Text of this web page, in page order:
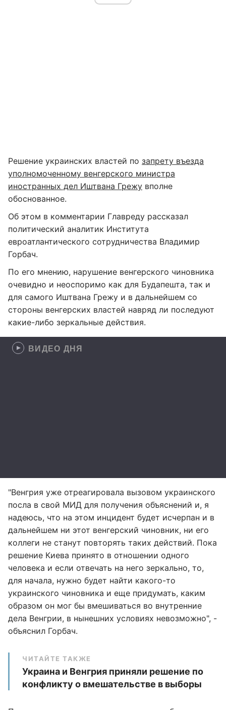
Решение украинских властей по запрету въезда
уполномоченному венгерского министра
иностранных дел Иштвана Грежу вполне
обоснованное.
Об этом в комментарии Главреду рассказал
политический аналитик Института
евроатлантического сотрудничества Владимир
Горбач.
По его мнению, нарушение венгерского чиновника
очевидно и неоспоримо как для Будапешта, так и
для самого Иштвана Грежу и в дальнейшем со
стороны венгерских властей навряд ли последуют
какие-либо зеркальные действия.
ВИДЕО ДНЯ
"Венгрия уже отреагировала вызовом украинского
посла в свой МИД для получения объяснений и, я
надеюсь, что на этом инцидент будет исчерпан и в
дальнейшем ни этот венгерский чиновник, ни его
коллеги не станут повторять таких действий. Пока
решение Киева принято в отношении одного
человека и если отвечать на него зеркально, то,
для начала, нужно будет найти какого-то
украинского чиновника и еще придумать, каким
образом он мог бы вмешиваться во внутренние
дела Венгрии, в нынешних условиях невозможно", -
объяснил Горбач.
ЧИТАЙТЕ ТАКЖЕ
Украина и Венгрия приняли решение по
конфликту о вмешательстве в выборы